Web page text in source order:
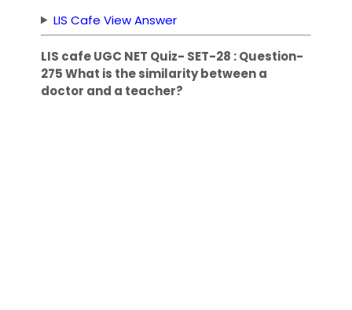
LIS Cafe View Answer
LIS cafe UGC NET Quiz- SET-28 : Question-
275 What is the similarity between a
doctor and a teacher?